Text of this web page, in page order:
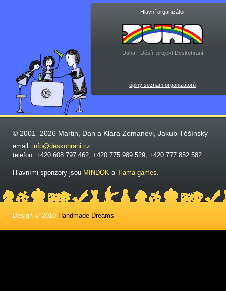
Hlavní organizátor
Duha - Děsír, projekt Deskohraní
úplný seznam organizátorů
© 2001–2026 Martin, Dan a Klára Zemanovi, Jakub Těšínský
email: info@deskohrani.cz
telefon: +420 608 797 462; +420 775 989 529; +420 777 852 582
Hlavními sponzory jsou MINDOK a Tlama games.
Design © 2010 Handmade Dreams